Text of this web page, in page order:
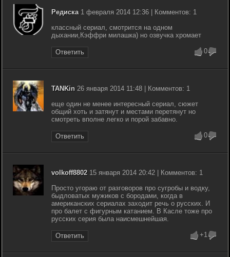
Редиска1 февраля 2014 12:36 | Комментов: 1
классный сериал, смотрится на одном
дыхании,Кэффри милашка) но озвучка хромает
Ответить 0
TANKin 26 января 2014 11:48 | Комментов: 1
еще один не менее интересный сериал, сюжет
общий хоть и затянут и местами перетянут но
смотреть вполне легко и порой забавно.
Ответить 0
volkoff8802 15 января 2014 20:42 | Комментов: 1
Просто угораю от разговоров про сугробы и водку,
быдловатых мужиков с бородами, когда в
американских сериалах заходит речь о русских. И
про балет с фигурным катанием. В Касле тоже про
русских серия была наисмешнейшая.
Ответить +1